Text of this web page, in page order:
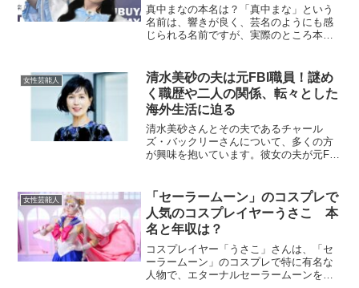
真中まなの本名は？「真中まな」という
名前は、響きが良く、芸名のようにも感
じられる名前ですが、実際のところ本名
う愛称で親しまれており、下の名前であ
る「まな」は本名の可能性が...
女性芸能人
清水美砂の夫は元FBI職員！謎め
く職歴や二人の関係、転々とした
海外生活に迫る
清水美砂さんとその夫であるチャール
ズ・バックリーさんについて、多くの方
が興味を抱いています。彼女の夫が元FBI
ーさんの職歴や家族のエピソードも紹介
しながら、特に注目すべ...
女性芸能人
「セーラームーン」のコスプレで
人気のコスプレイヤーうさこ 本
名と年収は？
コスプレイヤー「うさこ」さんは、「セ
ーラームーン」のコスプレで特に有名な
人物で、エターナルセーラームーンを中